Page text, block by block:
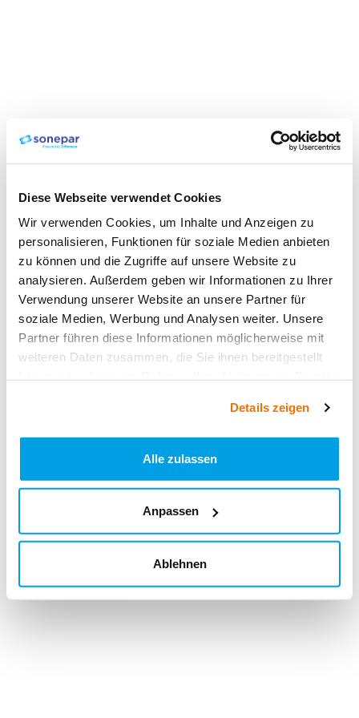
Diese Webseite verwendet Cookies
Wir verwenden Cookies, um Inhalte und Anzeigen zu
personalisieren, Funktionen für soziale Medien anbieten
zu können und die Zugriffe auf unsere Website zu
analysieren. Außerdem geben wir Informationen zu Ihrer
Verwendung unserer Website an unsere Partner für
soziale Medien, Werbung und Analysen weiter. Unsere
Partner führen diese Informationen möglicherweise mit
weiteren Daten zusammen, die Sie ihnen bereitgestellt
Details zeigen
Alle zulassen
Anpassen
Ablehnen